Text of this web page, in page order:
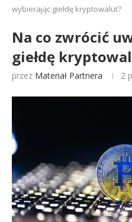
wybierając giełdę kryptowalut?
Na co zwrócić
giełdę
przez Materiał Partnera 2